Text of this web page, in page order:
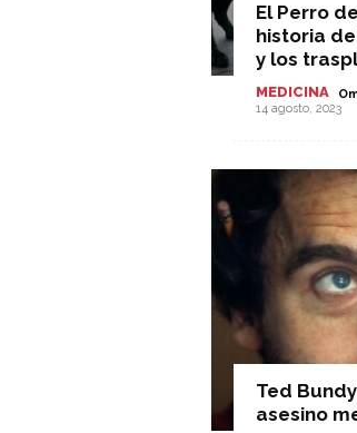
El Perro
historia
y los
MEDICINA
14 agosto, 2023
Ted
asesino